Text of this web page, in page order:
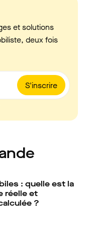
et solutions
deux fois
S'inscrire
: quelle est la
réelle et
?